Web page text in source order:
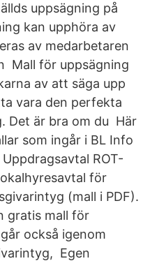
uppsägning på
kan upphöra av
av medarbetaren
Mall för uppsägning
av att säga upp
vara den perfekta
Det är bra om du Här
som ingår i BL Info
ROT-
för
(mall i PDF).
gratis mall för
också igenom
Egen